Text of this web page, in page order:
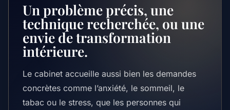
Un problème précis, une
technique recherchée, ou une
envie de transformation
intérieure.
Le cabinet accueille aussi bien les demandes
concrètes comme l’anxiété, le sommeil, le
tabac ou le stress, que les personnes qui